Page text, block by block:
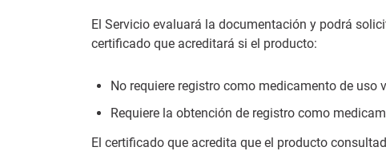
El Servicio evaluará la documentación y podrá
certificado que acreditará si el producto:
No requiere registro como medicamento de uso
Requiere la obtención de registro como
El certificado que acredita que el producto